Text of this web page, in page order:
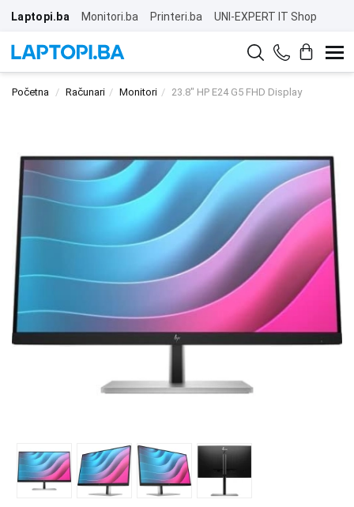
Laptopi.ba Monitori.ba Printeri.ba UNI-EXPERT IT Shop
Početna Računari Monitori 23.8" HP E24 G5 FHD Display